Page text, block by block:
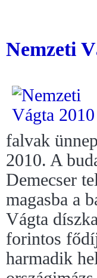
Nemzeti
falvak
2010. A
Demecser
magasba a
Vágta
forintos
harmadik